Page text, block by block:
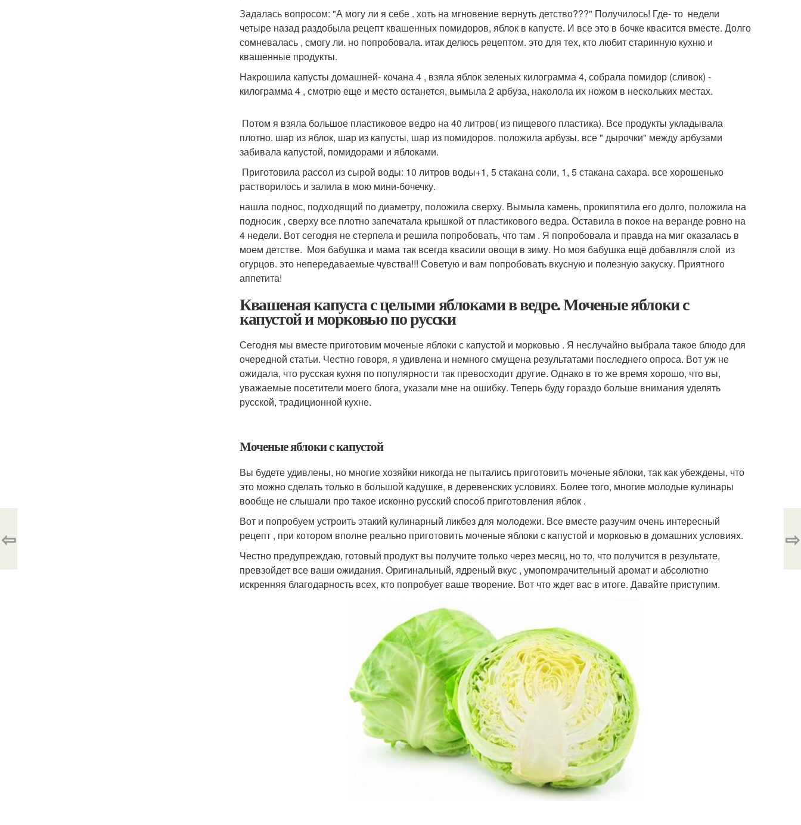
Задалась вопросом: "А могу ли я себе . хоть на мгновение вернуть детство???" Получилось! Где- то недели
четыре назад раздобыла рецепт квашенных помидоров, яблок в капусте. И все это в бочке квасится вместе. Долго
сомневалась , смогу ли. но попробовала. итак делюсь рецептом. это для тех, кто любит старинную кухню и
квашенные продукты.
Накрошила капусты домашней- кочана 4 , взяла яблок зеленых килограмма 4, собрала помидор (сливок) -
килограмма 4 , смотрю еще и место останется, вымыла 2 арбуза, наколола их ножом в нескольких местах.
Потом я взяла большое пластиковое ведро на 40 литров( из пищевого пластика). Все продукты укладывала
плотно. шар из яблок, шар из капусты, шар из помидоров. положила арбузы. все " дырочки" между арбузами
забивала капустой, помидорами и яблоками.
Приготовила рассол из сырой воды: 10 литров воды+1, 5 стакана соли, 1, 5 стакана сахара. все хорошенько
растворилось и залила в мою мини-бочечку.
нашла поднос, подходящий по диаметру, положила сверху. Вымыла камень, прокипятила его долго, положила на
подносик , сверху все плотно запечатала крышкой от пластикового ведра. Оставила в покое на веранде ровно на
4 недели. Вот сегодня не стерпела и решила попробовать, что там . Я попробовала и правда на миг оказалась в
моем детстве. Моя бабушка и мама так всегда квасили овощи в зиму. Но моя бабушка ещё добавляля слой из
огурцов. это непередаваемые чувства!!! Советую и вам попробовать вкусную и полезную закуску. Приятного
аппетита!
Квашеная капуста с целыми яблоками в ведре. Моченые яблоки с
капустой и морковью по русски
Сегодня мы вместе приготовим моченые яблоки с капустой и морковью . Я неслучайно выбрала такое блюдо для
очередной статьи. Честно говоря, я удивлена и немного смущена результатами последнего опроса. Вот уж не
ожидала, что русская кухня по популярности так превосходит другие. Однако в то же время хорошо, что вы,
уважаемые посетители моего блога, указали мне на ошибку. Теперь буду гораздо больше внимания уделять
русской, традиционной кухне.
Моченые яблоки с капустой
Вы будете удивлены, но многие хозяйки никогда не пытались приготовить моченые яблоки, так как убеждены, что
это можно сделать только в большой кадушке, в деревенских условиях. Более того, многие молодые кулинары
вообще не слышали про такое исконно русский способ приготовления яблок .
Вот и попробуем устроить этакий кулинарный ликбез для молодежи. Все вместе разучим очень интересный
рецепт , при котором вполне реально приготовить моченые яблоки с капустой и морковью в домашних условиях.
Честно предупреждаю, готовый продукт вы получите только через месяц, но то, что получится в результате,
превзойдет все ваши ожидания. Оригинальный, ядреный вкус , умопомрачительный аромат и абсолютно
искренняя благодарность всех, кто попробует ваше творение. Вот что ждет вас в итоге. Давайте приступим.
⇦ ⇨